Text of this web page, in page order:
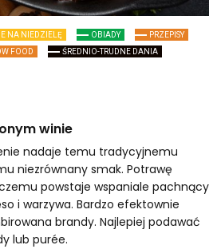
NA NIEDZIELĘ OBIADY
PRZEPISY
FOOD
ŚREDNIO-TRUDNE DANIA
winie
nadaje temu tradycyjnemu
niezrównany smak. Potrawę
powstaje wspaniale pachnący
i warzywa. Bardzo efektownie
brandy. Najlepiej podawać
lub purée.